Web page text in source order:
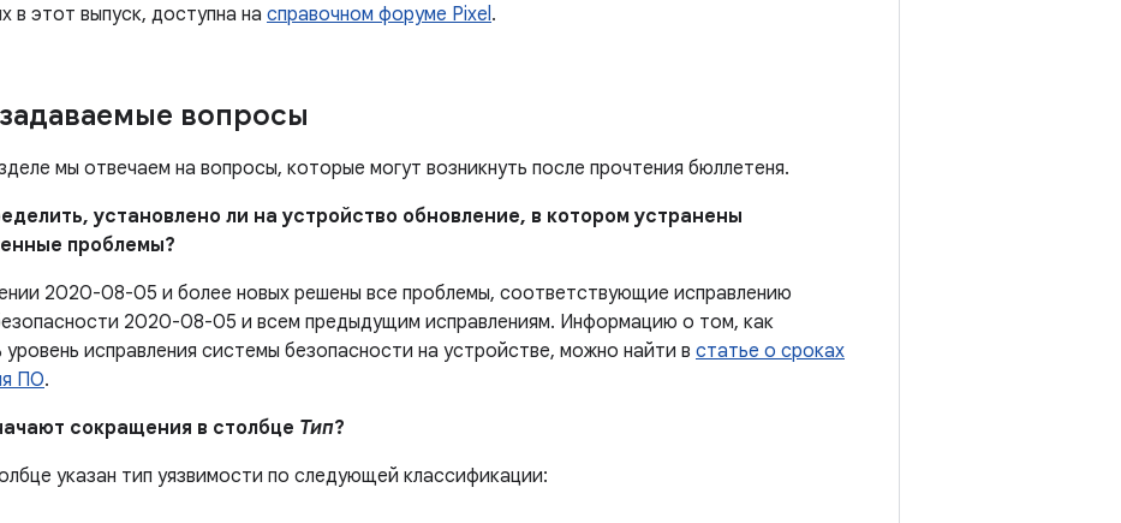
в этот выпуск, доступна на справочном форуме Pixel.
вопросы
мы отвечаем на вопросы, которые могут возникнуть после прочтения бюллетеня.
установлено ли на устройство обновление, в котором устранены
проблемы?
2020-08-05 и более новых решены все проблемы, соответствующие исправлению
2020-08-05 и всем предыдущим исправлениям. Информацию о том, как
уровень исправления системы безопасности на устройстве, можно найти в статье о сроках
ПО.
сокращения в столбце Тип?
указан тип уязвимости по следующей классификации: